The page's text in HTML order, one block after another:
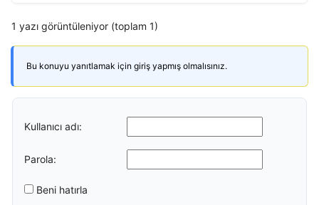
1 yazı görüntüleniyor (toplam 1)
Bu konuyu yanıtlamak için giriş yapmış olmalısınız.
Kullanıcı adı:
Parola:
Beni hatırla